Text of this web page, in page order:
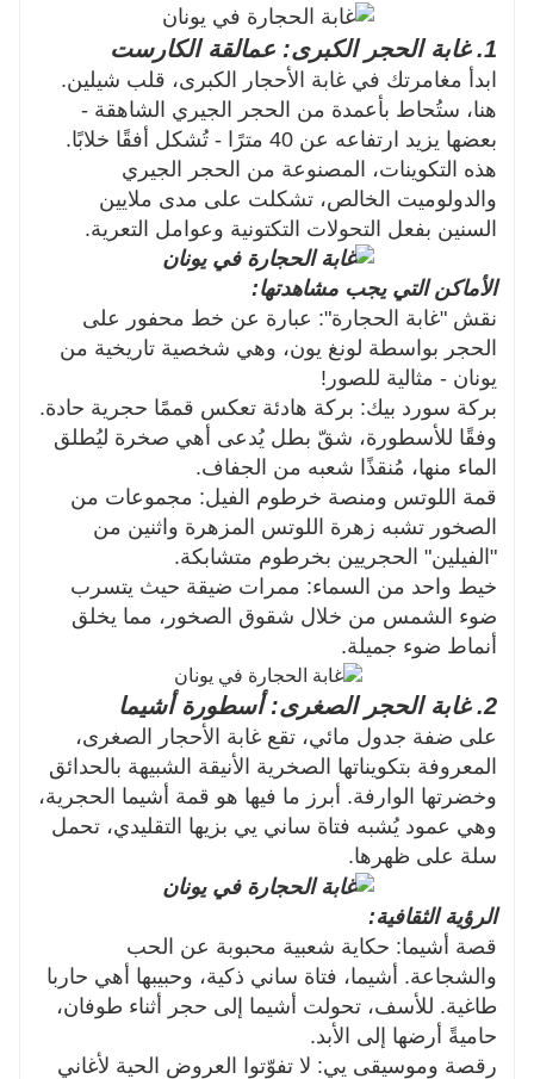
1. غابة الحجر الكبرى: عمالقة الكارست
ابدأ مغامرتك في غابة الأحجار الكبرى، قلب شيلين.
هنا، ستُحاط بأعمدة من الحجر الجيري الشاهقة -
بعضها يزيد ارتفاعه عن 40 مترًا - تُشكل أفقًا خلابًا.
هذه التكوينات، المصنوعة من الحجر الجيري
والدولوميت الخالص، تشكلت على مدى ملايين
السنين بفعل التحولات التكتونية وعوامل التعرية.
الأماكن التي يجب مشاهدتها:
نقش "غابة الحجارة": عبارة عن خط محفور على
الحجر بواسطة لونغ يون، وهي شخصية تاريخية من
يونان - مثالية للصور!
بركة سورد بيك: بركة هادئة تعكس قممًا حجرية حادة.
وفقًا للأسطورة، شقّ بطل يُدعى أهي صخرة ليُطلق
الماء منها، مُنقذًا شعبه من الجفاف.
قمة اللوتس ومنصة خرطوم الفيل: مجموعات من
الصخور تشبه زهرة اللوتس المزهرة واثنين من
"الفيلين" الحجريين بخرطوم متشابكة.
خيط واحد من السماء: ممرات ضيقة حيث يتسرب
ضوء الشمس من خلال شقوق الصخور، مما يخلق
أنماط ضوء جميلة.
2. غابة الحجر الصغرى: أسطورة أشيما
على ضفة جدول مائي، تقع غابة الأحجار الصغرى،
المعروفة بتكويناتها الصخرية الأنيقة الشبيهة بالحدائق
وخضرتها الوارفة. أبرز ما فيها هو قمة أشيما الحجرية،
وهي عمود يُشبه فتاة ساني يي بزيها التقليدي، تحمل
سلة على ظهرها.
الرؤية الثقافية:
قصة أشيما: حكاية شعبية محبوبة عن الحب
والشجاعة. أشيما، فتاة ساني ذكية، وحبيبها أهي حاربا
طاغية. للأسف، تحولت أشيما إلى حجر أثناء طوفان،
حاميةً أرضها إلى الأبد.
رقصة وموسيقى يي: لا تفوّتوا العروض الحية لأغاني